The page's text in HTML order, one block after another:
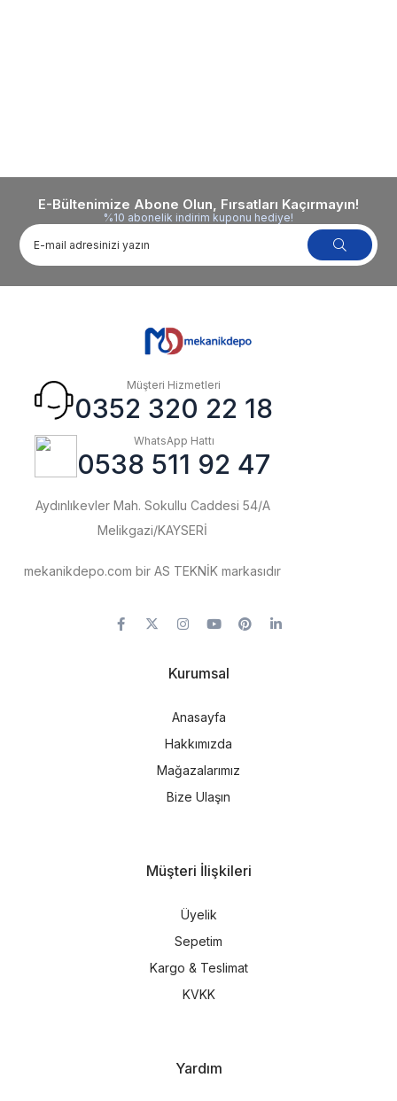
E-Bültenimize Abone Olun, Fırsatları Kaçırmayın!
%10 abonelik indirim kuponu hediye!
Müşteri Hizmetleri
0352 320 22 18
WhatsApp Hattı
0538 511 92 47
Aydınlıkevler Mah. Sokullu Caddesi 54/A
Melikgazi/KAYSERİ
mekanikdepo.com bir AS TEKNİK markasıdır
Kurumsal
Anasayfa
Hakkımızda
Mağazalarımız
Bize Ulaşın
Müşteri İlişkileri
Üyelik
Sepetim
Kargo & Teslimat
KVKK
Yardım